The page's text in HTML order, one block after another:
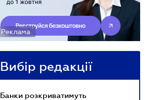
Реклама
Вибір редакції
Банки розкриватимуть